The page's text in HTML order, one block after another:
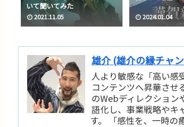
いて聞いてみた
2021.11.05 2024.01.04
雄介 (雄介の縁チャ
人より敏感な「高い感
コンテンツへ昇華させ
のWebディレクション
語化し、事業戦略やキ
す。 「感性を、一時の